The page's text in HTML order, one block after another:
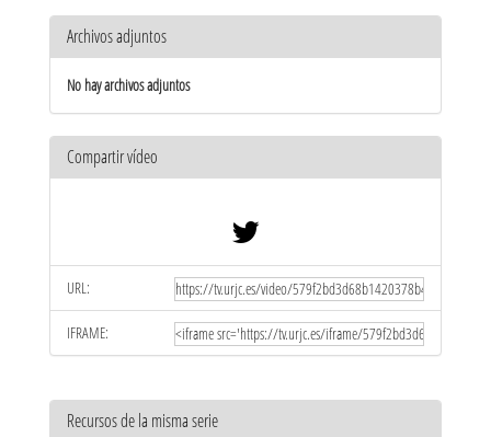
Archivos adjuntos
No hay archivos adjuntos
Compartir vídeo
URL:
IFRAME:
Recursos de la misma serie